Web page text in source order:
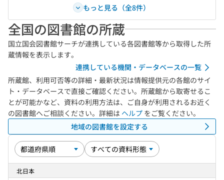
もっと見る（全8件）
全国の図書館の所蔵
国立国会図書館サーチが連携している各図書館等から取得した所
蔵情報を表示します。
連携している機関・データベースの一覧
所蔵館、利用可否等の詳細・最新状況は情報提供元の各館のサイ
ト・データベースで直接ご確認ください。所蔵館から取寄せるこ
とが可能かなど、資料の利用方法は、ご自身が利用されるお近く
の図書館へご相談ください。詳細は ヘルプ をご覧ください。
地域の図書館を設定する
北日本